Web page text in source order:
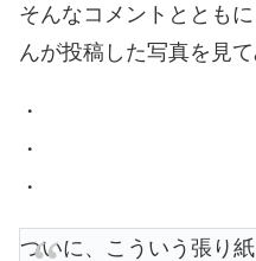
そんなコメントとともに
んが投稿した写真を見て
・
・
・
ついに、こういう張り